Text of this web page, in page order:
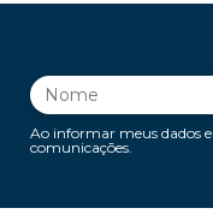
Ao informar meus dados
comunicações.